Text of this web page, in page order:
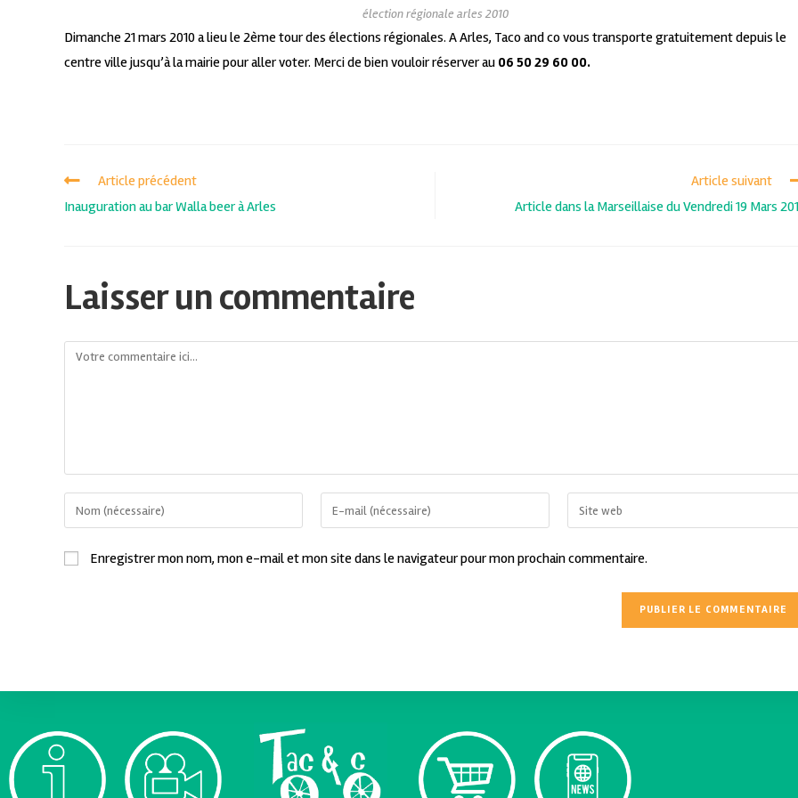
élection régionale arles 2010
Dimanche 21 mars 2010 a lieu le 2ème tour des élections régionales. A Arles, Taco and co vous transporte gratuitement depuis le
centre ville jusqu’à la mairie pour aller voter. Merci de bien vouloir réserver au 06 50 29 60 00.
Article précédent
Inauguration au bar Walla beer à Arles
Article suivant
Article dans la Marseillaise du Vendredi 19 Mars
Laisser un commentaire
Enregistrer mon nom, mon e-mail et mon site dans le navigateur pour mon prochain commentaire.